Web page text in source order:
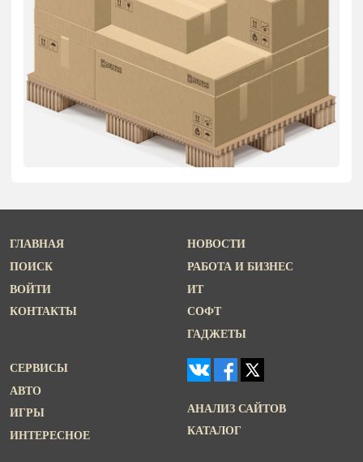
ГЛАВНАЯ
ПОИСК
ВОЙТИ
КОНТАКТЫ
НОВОСТИ
РАБОТА И БИЗНЕС
ИТ
СОФТ
ГАДЖЕТЫ
СЕРВИСЫ
АВТО
ИГРЫ
ИНТЕРЕСНОЕ
АНАЛИЗ САЙТОВ
КАТАЛОГ